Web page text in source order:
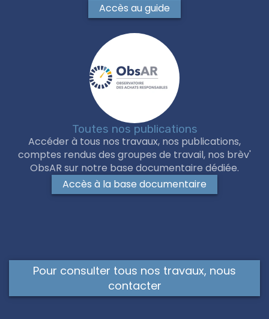
Accès au guide
Toutes nos publications
Accéder à tous nos travaux, nos publications,
comptes rendus des groupes de travail, nos brèv'
ObsAR sur notre base documentaire dédiée.
Accès à la base documentaire
Pour consulter tous nos travaux, nous
contacter